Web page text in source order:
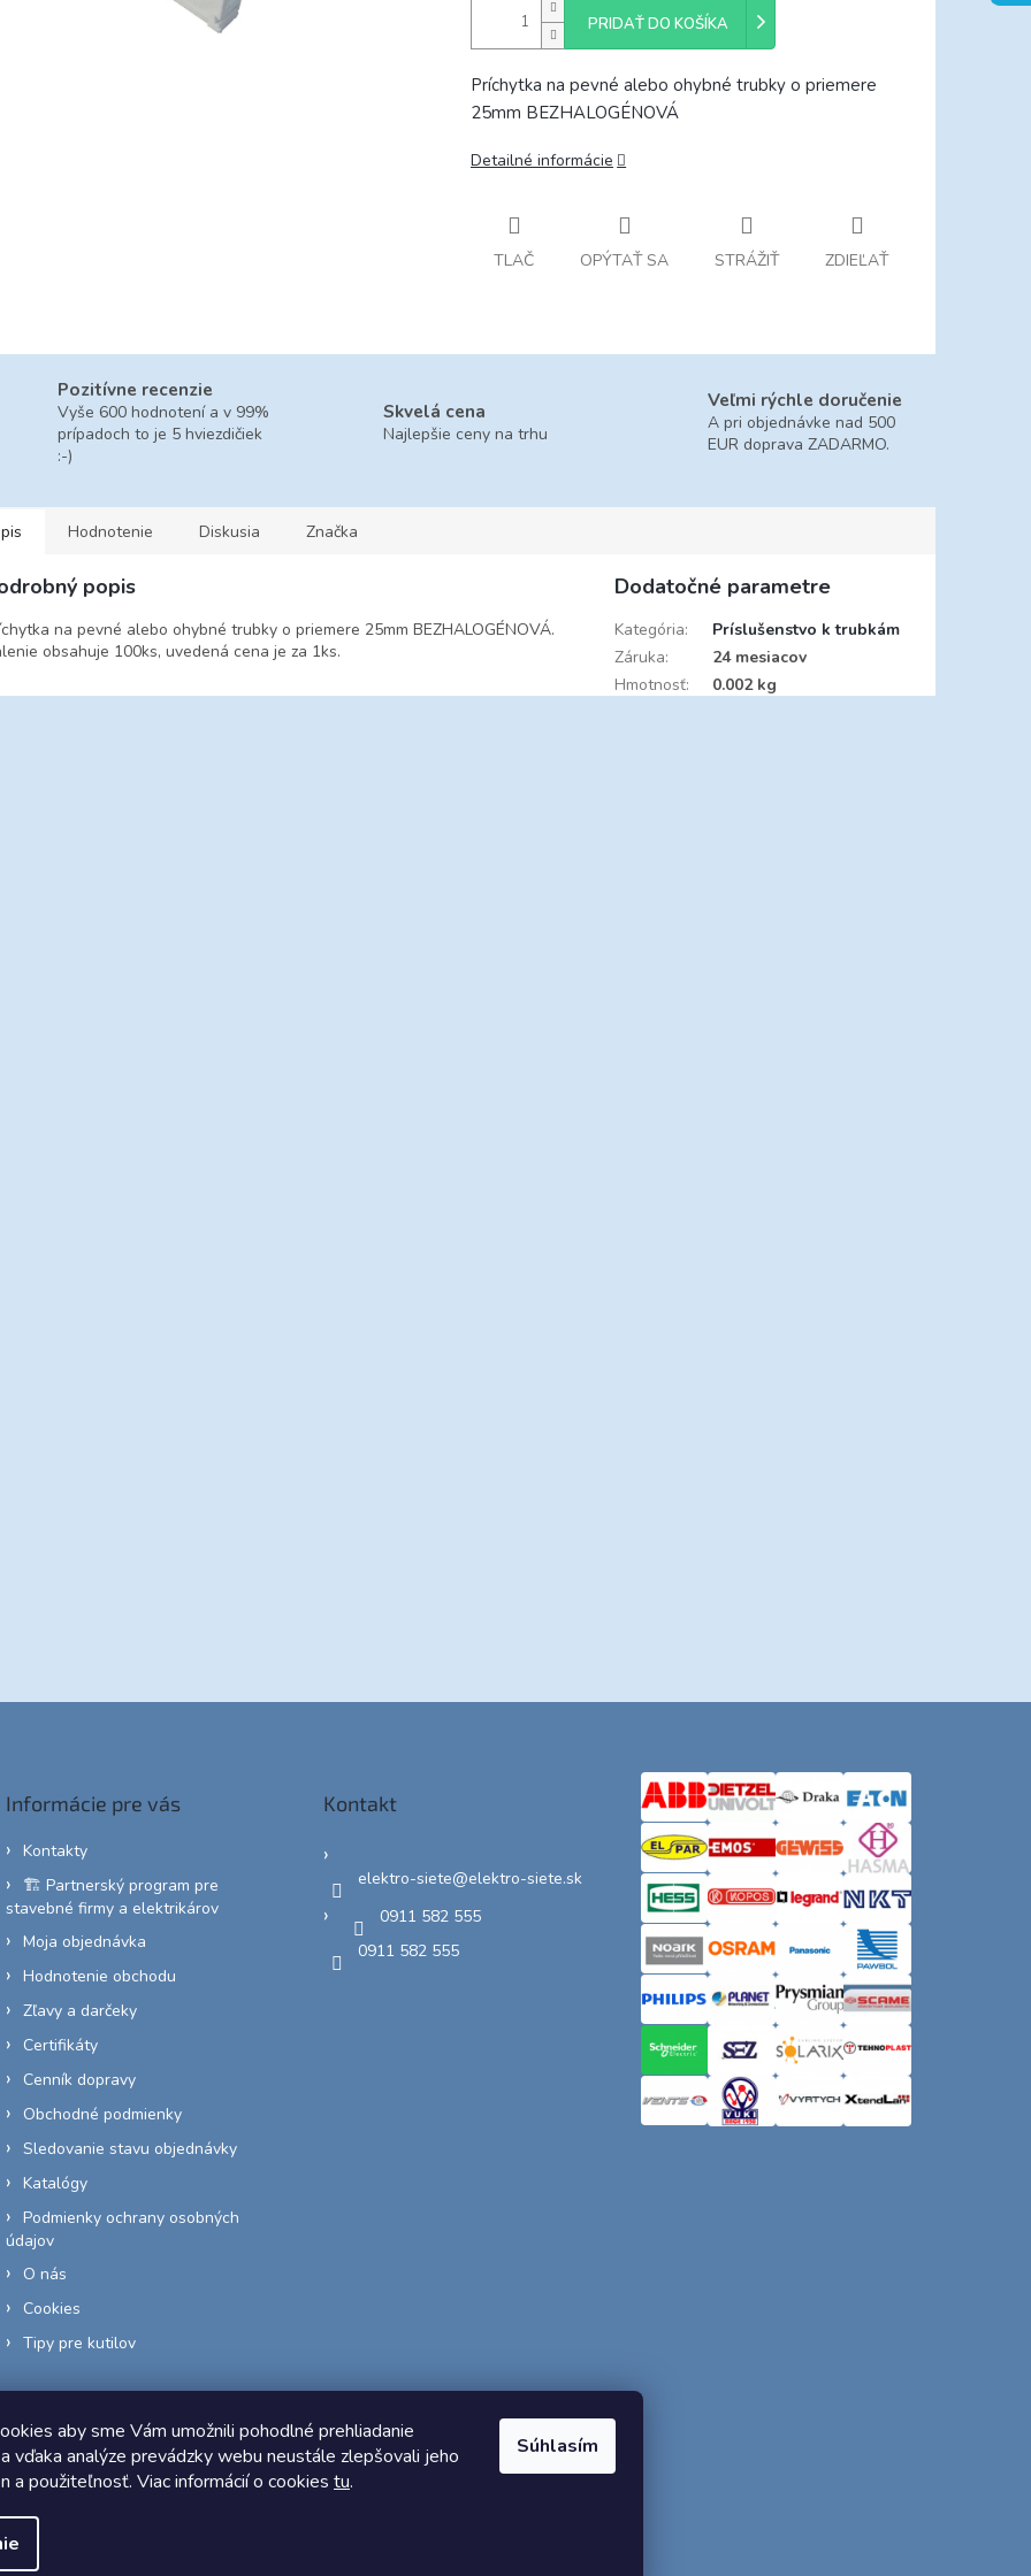
aby sme Vám umožnili pohodlné prehliadanie
vďaka analýze prevádzky webu neustále zlepšovali jeho
a použiteľnosť. Viac informácií o cookies tu.
Súhlasím
PRIDAŤ DO KOŠÍKA
Príchytka na pevné alebo ohybné trubky o priemere
25mm BEZHALOGÉNOVÁ
Detailné informácie
TLAČ OPÝTAŤ SA STRÁŽIŤ ZDIEĽAŤ
Pozitívne recenzie
Vyše 600 hodnotení a v 99%
prípadoch to je 5 hviezdičiek
:-)
Skvelá cena
Najlepšie ceny na trhu
Veľmi rýchle doručenie
A pri objednávke nad 500
EUR doprava ZADARMO.
Hodnotenie Diskusia Značka
popis
na pevné alebo ohybné trubky o priemere 25mm BEZHALOGÉNOVÁ.
obsahuje 100ks, uvedená cena je za 1ks.
Dodatočné parametre
Kategória:
Príslušenstvo k trubkám
Záruka:
24 mesiacov
Hmotnosť: 0.002 kg
Informácie pre vás
Kontakty
🏗️ Partnerský program pre
stavebné firmy a elektrikárov
Moja objednávka
Hodnotenie obchodu
Zľavy a darčeky
Certifikáty
Cenník dopravy
Obchodné podmienky
Sledovanie stavu objednávky
Katalógy
Podmienky ochrany osobných
údajov
O nás
Cookies
Tipy pre kutilov
Kontakt
elektro-siete@elektro-siete.sk
0911 582 555
0911 582 555
Copyright 2026 Elektro-siete.sk . Všetky práva vyhradené.